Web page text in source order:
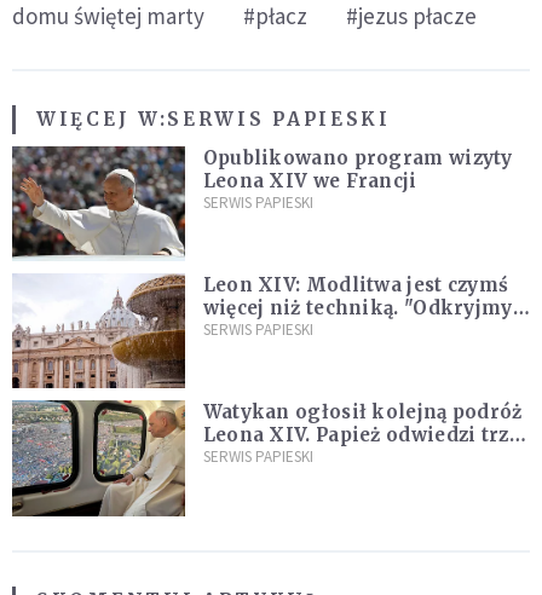
domu świętej marty
#płacz #jezus płacze
WIĘCEJ W:SERWIS PAPIESKI
Opublikowano program wizyty
Leona XIV we Francji
SERWIS PAPIESKI
Leon XIV: Modlitwa jest czymś
więcej niż techniką. "Odkryjmy
ją na nowo"
SERWIS PAPIESKI
Watykan ogłosił kolejną podróż
Leona XIV. Papież odwiedzi trzy
kraje Ameryki Południowej
SERWIS PAPIESKI